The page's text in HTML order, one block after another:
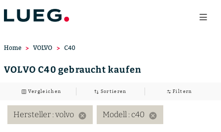
Home VOLVO C40
VOLVO C40 gebraucht kaufen
Vergleichen Sortieren Filtern
Hersteller : volvo cancel Modell : c40 cancel